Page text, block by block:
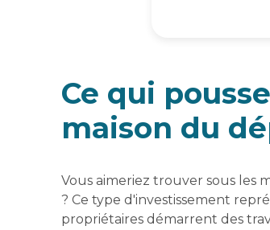
Ce qui
maison du
Vous aimeriez trouver sous les
? Ce type d'investissement
propriétaires démarrent des